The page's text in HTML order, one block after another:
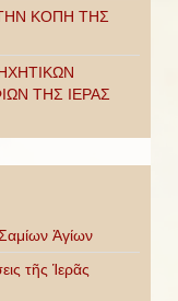
ΚΟΠΗ ΤΗΣ
ΤΗΣ ΙΕΡΑΣ
Ἁγίων
τῆς Ἱερᾶς